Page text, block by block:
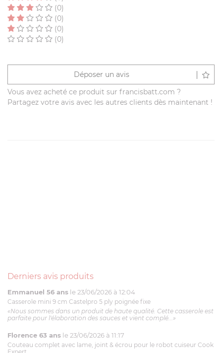
(0)
(0)
(0)
(0)
Déposer un avis
Vous avez acheté ce produit sur francisbatt.com ?
Partagez votre avis avec les autres clients dès maintenant !
Derniers avis produits
Emmanuel 56 ans le 23/06/2026 à 12:04
Casserole mini 9 cm Castelpro 5 ply poignée fixe
«Nous sommes dans un produit de haute qualité. Cette casserole est
parfaite pour l'élaboration des sauces et vient complé...»
Florence 63 ans le 23/06/2026 à 11:17
Couteau complet avec lame, joint & écrou pour le robot cuiseur Cook